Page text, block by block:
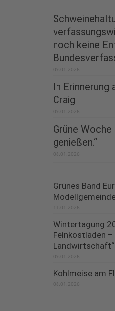
noch keine
09.01.2026
In Erinnerung
Craig
09.01.2026
Grüne
genießen.“
08.01.2026
Grünes Band
11.01.2026
Wintertagung
Feinkostladen
Landwirtschaft“
09.01.2026
Kohlmeise am
08.01.2026